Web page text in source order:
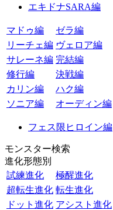
エキドナSARA編
マドゥ編
ゼラ編
リーチェ編 ヴェロア編
サレーネ編 完結編
修行編
決戦編
カリン編
ハク編
ソニア編
オーディン編
フェス限ヒロイン編
モンスター検索
進化形態別
試練進化
極醒進化
超転生進化 転生進化
ドット進化 アシスト進化